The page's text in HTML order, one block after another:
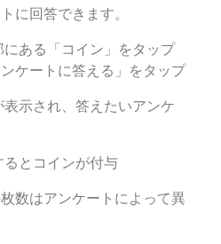
に回答できます。
ある「コイン」をタップ
ケートに答える」をタップ
示され、答えたいアンケ
とコインが付与
数はアンケートによって異